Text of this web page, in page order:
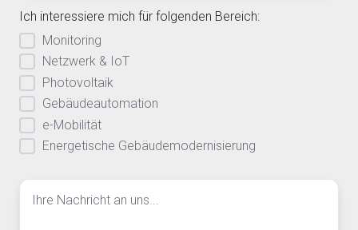
Ich interessiere mich für folgenden Bereich:
Monitoring
Netzwerk & IoT
Photovoltaik
Gebäudeautomation
e-Mobilität
Energetische Gebäudemodernisierung